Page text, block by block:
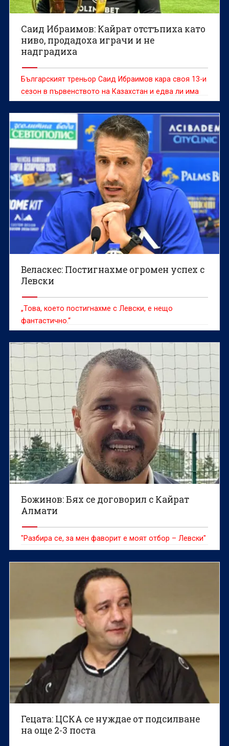
Саид Ибраимов: Кайрат отстъпиха като
ниво, продадоха играчи и не
надградиха
Българският треньор Саид Ибраимов кара своя 13-и
сезон в първенството на Казахстан и едва ли има
човек, който може да говори по-компетентно за
футбола, отборите и играчите от тази страна.
Веласкес: Постигнахме огромен успех с
Левски
„Това, което постигнахме с Левски, е нещо
фантастично.“
Божинов: Бях се договорил с Кайрат
Алмати
"Разбира се, за мен фаворит е моят отбор – Левски"
Гецата: ЦСКА се нуждае от подсилване
на още 2-3 поста